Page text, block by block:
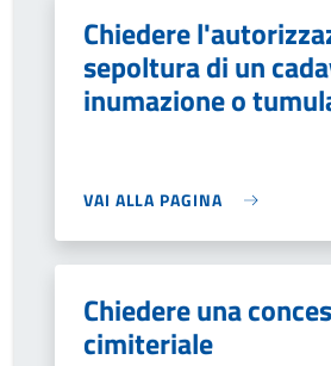
Chiedere
sepoltura di un
inumazione o
VAI ALLA PAGINA
Chiedere una
cimiteriale